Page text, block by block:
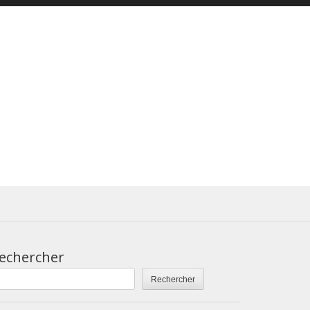
Rechercher